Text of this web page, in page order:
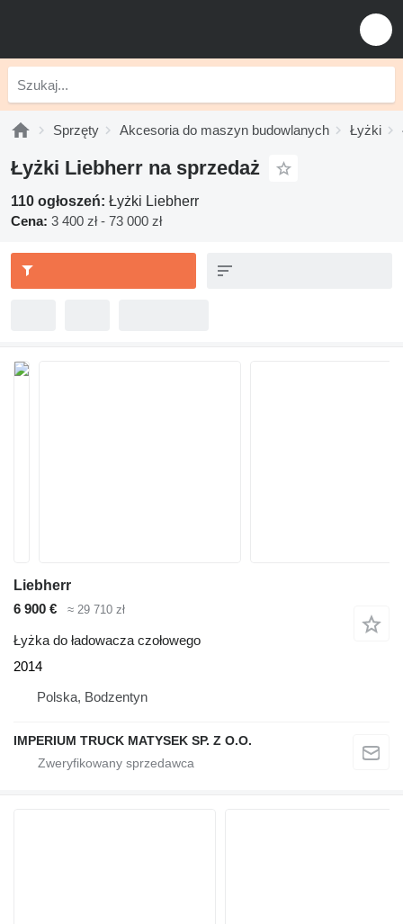
Sprzęty Akcesoria do maszyn budowlanych Łyżki
Łyżki Liebherr na sprzedaż
110 ogłoszeń: Łyżki Liebherr
Cena: 3 400 zł - 73 000 zł
Liebherr
6 900 €
≈ 29 710 zł
Łyżka do ładowacza czołowego
2014
Polska, Bodzentyn
IMPERIUM TRUCK MATYSEK SP. Z O.O.